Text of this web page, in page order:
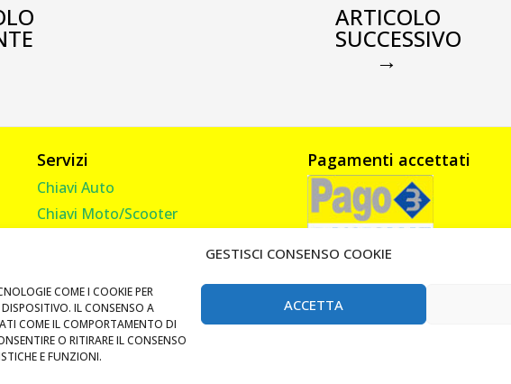
GESTISCI CONSENSO COOKIE
COME I COOKIE PER
IL CONSENSO A
COME IL COMPORTAMENTO DI
O RITIRARE IL CONSENSO
E FUNZIONI.
ACCETTA
ARTICOLO
SUCCESSIVO
→
Servizi
Chiavi Auto
Chiavi Moto/Scooter
Telecomandi Cancello
Vendita Lucchetti e Catene
Duplicati Tag RFID Badge
Pagamenti accettati